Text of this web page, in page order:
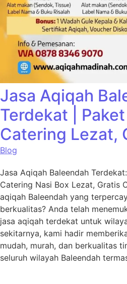
Jasa Aqiqah
Terdekat |
Catering Lezat,
Blog
Jasa Aqiqah Baleendah
Catering Nasi Box Lezat, Gratis
aqiqah Baleendah yang
berkualitas? Anda telah
jasa aqiqah terdekat untuk
sekitarnya, kami hadir
mudah, murah, dan berkualitas
seluruh wilayah Baleendah